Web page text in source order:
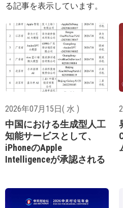
る記事を表示しています。
2026年07月15日( 水 )
中国における生成型人工
知能サービスとして、
iPhoneのApple
Intelligenceが承認される